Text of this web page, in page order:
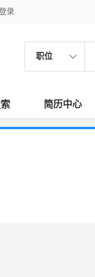
录
职位
简历中心